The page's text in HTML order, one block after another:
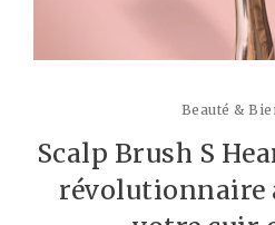
Beauté &
Scalp Brush S
révolutionnaire